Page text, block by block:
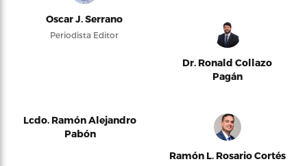
Oscar J. Serrano
Periodista Editor
Dr. Ronald Collazo
Pagán
Lcdo. Ramón Alejandro
Pabón
Ramón L. Rosario Cortés